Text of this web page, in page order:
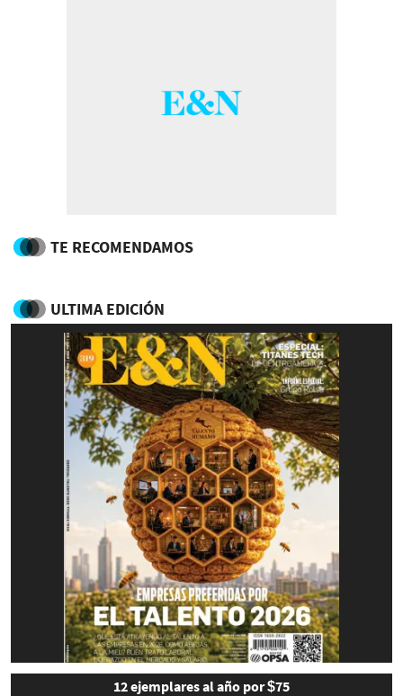
TE RECOMENDAMOS
ULTIMA EDICIÓN
12 ejemplares al año por $75